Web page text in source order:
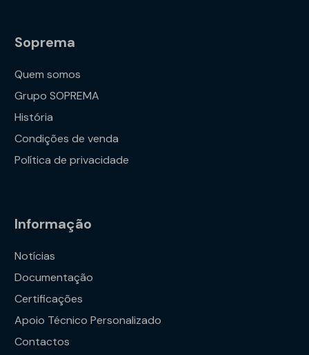
Soprema
Quem somos
Grupo SOPREMA
História
Condições de venda
Política de privacidade
Informação
Notícias
Documentação
Certificações
Apoio Técnico Personalizado
Contactos